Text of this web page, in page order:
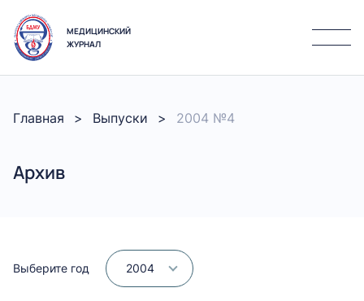
МЕДИЦИНСКИЙ
ЖУРНАЛ
Главная Выпуски 2004 №4
Архив
Выберите год 2004